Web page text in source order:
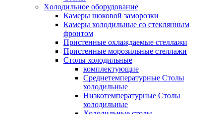
Xолодильное оборудование
Камеры шоковой заморозки
Камеры холодильные со стеклянным
фронтом
Пристенные охлаждаемые стеллажи
Пристенные морозильные стеллажи
Столы холодильные
комплектующие
Среднетемпературные Столы
холодильные
Низкотемпературные Столы
холодильные